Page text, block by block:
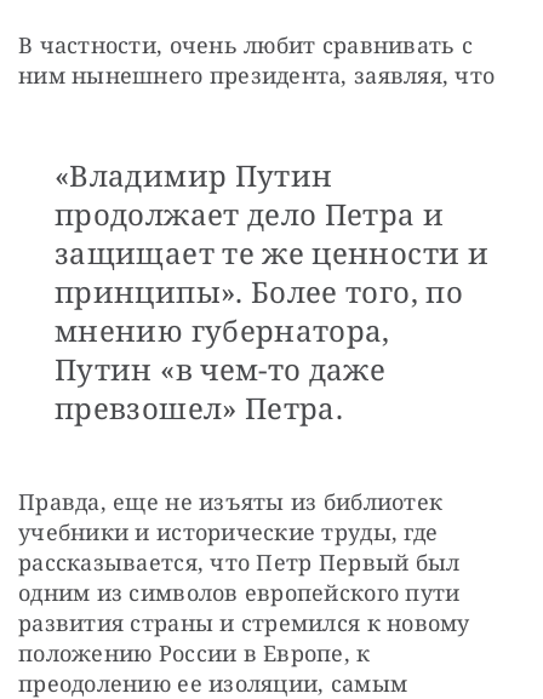
В частности, очень любит сравнивать с
ним нынешнего президента, заявляя, что
«Владимир Путин
продолжает дело Петра и
защищает те же ценности и
принципы». Более того, по
мнению губернатора,
Путин «в чем-то даже
превзошел» Петра.
Правда, еще не изъяты из библиотек
учебники и исторические труды, где
рассказывается, что Петр Первый был
одним из символов европейского пути
развития страны и стремился к новому
положению России в Европе, к
преодолению ее изоляции, самым